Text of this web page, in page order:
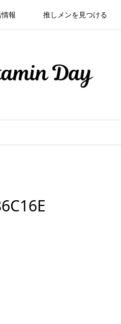
報 推しメンを見つける